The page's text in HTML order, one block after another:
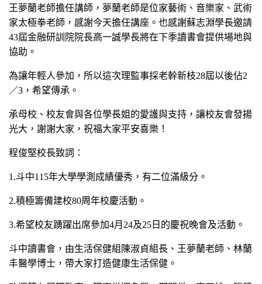
王夢蘭老師擔任講師，夢蘭老師是位家藝術、音樂家、武術
家太極拳老師，感謝今天擔任講座。也感謝蘇志淵學長邀請
43屆金融研訓院院長高一誠學長將在下季讀書會提供場地與
協助。
為讓年輕人參加，所以這次理監事採老幹新枝28屆以後佔2
／3，希望傳承。
承母校、校友會與各位學長姐的愛護與支持，讓校友會發揚
光大，謝謝大家，祝福大家平安喜樂！
程俊堅校長致詞：
1.斗中115年大學學測成績優秀，有二位滿級分。
2.積極籌備建校80周年校慶活動。
3.希望校友踴躍出席參加4月24及25日的慶祝晚會及活動。
斗中讀書會，由生活保健組陳淑貞組長、王夢蘭老師、林蘭
丰醫學博士，帶大家打造健康生活保健。